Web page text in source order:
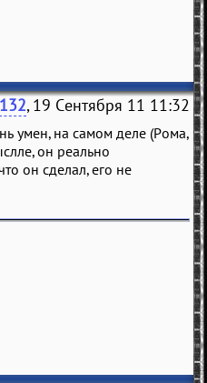
132, 19 Сентября 11 11:32
умен, на самом деле (Рома,
он реально
он сделал, его не